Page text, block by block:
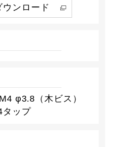
ウンロード
φ3.8（木ビス）
ップ